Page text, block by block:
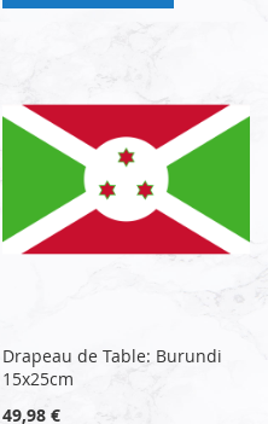
Drapeau de Table: Burundi
15x25cm
49,98 €